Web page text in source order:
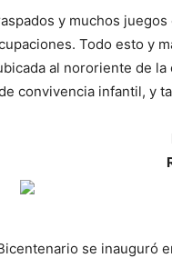
y muchos
Todo esto y
al nororiente de
convivencia infantil, y
se inauguró